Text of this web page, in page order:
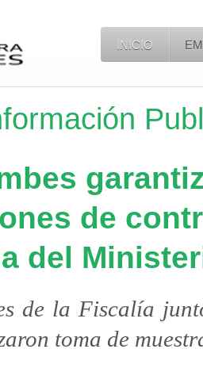
INICIO
de
del
de la Fiscalía
toma de